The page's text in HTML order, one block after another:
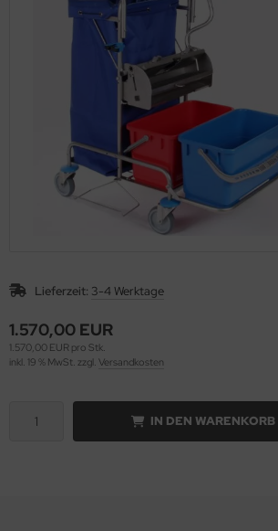
Lieferzeit: 3-4 Werktage
1.570,00 EUR
1.570,00 EUR pro Stk.
inkl. 19 % MwSt. zzgl. Versandkosten
IN DEN WARENKORB